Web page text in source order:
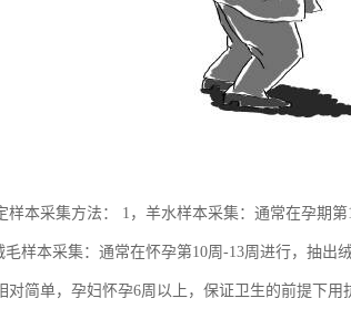
样本采集方法： 1，羊水样本采集：通常在孕期
毛样本采集：通常在怀孕第10周-13周进行，抽出
对简单，孕妇怀孕6周以上，保证卫生的前提下用